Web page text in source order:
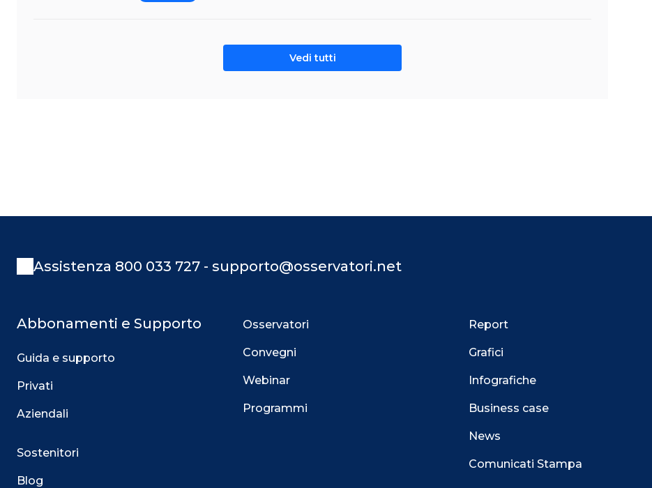
Vedi tutti
Assistenza 800 033 727 - supporto@osservatori.net
Abbonamenti e Supporto
Guida e supporto
Privati
Aziendali
Sostenitori
Blog
Osservatori
Convegni
Webinar
Programmi
Report
Grafici
Infografiche
Business case
News
Comunicati Stampa